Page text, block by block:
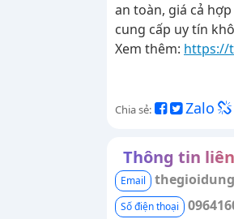
an toàn, giá cả
cung cấp uy tín
Xem thêm: https://
Chia sẻ: Zalo
Thông tin
Email
Số điện thoại